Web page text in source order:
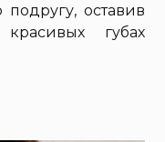
оставив
губах